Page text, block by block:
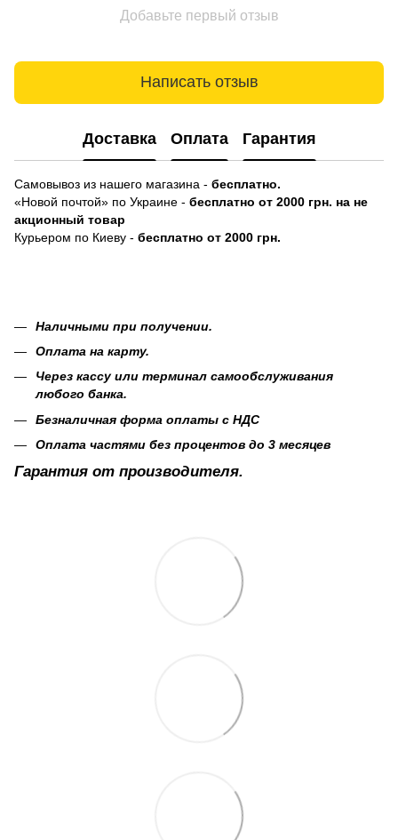
Добавьте первый отзыв
Написать отзыв
Доставка Оплата Гарантия
Самовывоз из нашего магазина - бесплатно.
«Новой почтой» по Украине - бесплатно от 2000 грн. на не
акционный товар
Курьером по Киеву - бесплатно от 2000 грн.
Наличными при получении.
Оплата на карту.
Через кассу или терминал самообслуживания
любого банка.
Безналичная форма оплаты с НДС
Оплата частями без процентов до 3 месяцев
Гарантия от производителя.